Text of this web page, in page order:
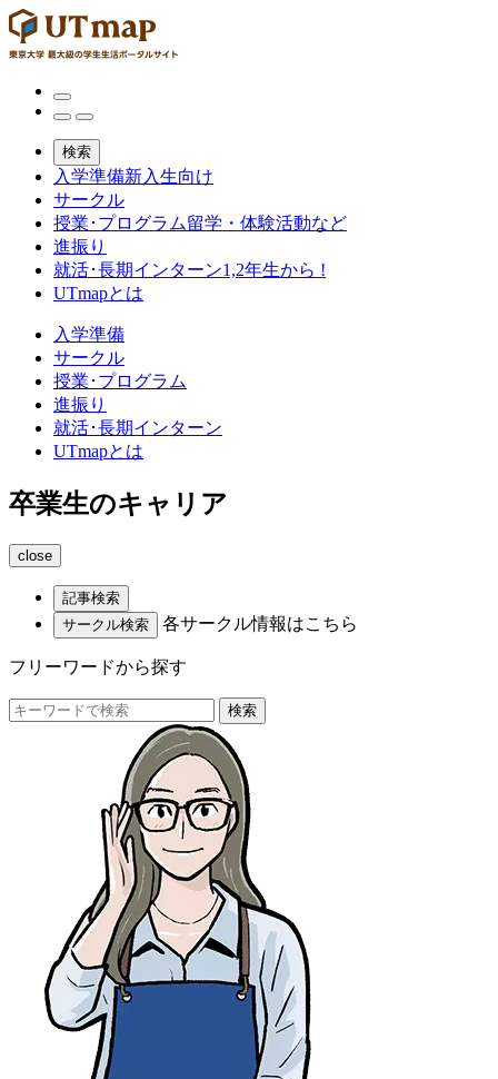
検索
入学準備新入生向け
サークル
授業･プログラム留学・体験活動など
進振り
就活･長期インターン1,2年生から !
UTmapとは
入学準備
サークル
授業･プログラム
進振り
就活･長期インターン
UTmapとは
卒業生の​キャリア
close
記事検索
サークル検索
各サークル情報はこちら
フリーワードから探す
検索